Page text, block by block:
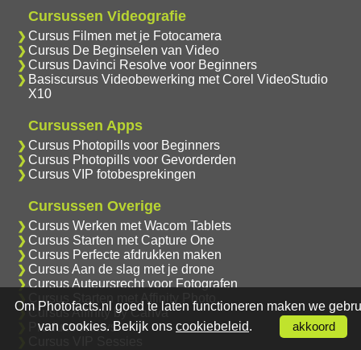
Cursussen Videografie
Cursus Filmen met je Fotocamera
Cursus De Beginselen van Video
Cursus Davinci Resolve voor Beginners
Basiscursus Videobewerking met Corel VideoStudio
X10
Cursussen Apps
Cursus Photopills voor Beginners
Cursus Photopills voor Gevorderden
Cursus VIP fotobesprekingen
Cursussen Overige
Cursus Werken met Wacom Tablets
Cursus Starten met Capture One
Cursus Perfecte afdrukken maken
Cursus Aan de slag met je drone
Cursus Auteursrecht voor Fotografen
Cursus Starten met Affinity Photo
Cursus Affinity by Canva
Productreviews
Om Photofacts.nl goed te laten functioneren maken we
van cookies. Bekijk ons cookiebeleid. akkoord